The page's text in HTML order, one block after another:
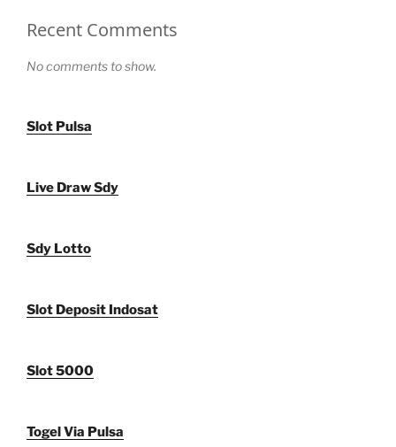
Recent Comments
No comments to show.
Slot Pulsa
Live Draw Sdy
Sdy Lotto
Slot Deposit Indosat
Slot 5000
Togel Via Pulsa